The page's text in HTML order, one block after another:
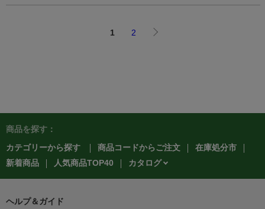
1 2
商品を探す：
カテゴリーから探す
商品コードからご注文
在庫処分市
新着商品
人気商品TOP40 カタログ
ヘルプ＆ガイド